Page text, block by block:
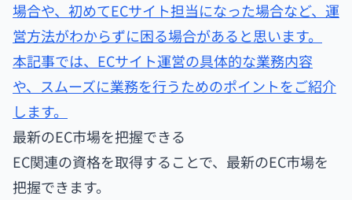
場合や、初めてECサイト担当になった場合など、運
営方法がわからずに困る場合があると思います。
本記事では、ECサイト運営の具体的な業務内容
や、スムーズに業務を行うためのポイントをご紹介
します。
最新のEC市場を把握できる
EC関連の資格を取得することで、最新のEC市場を
把握できます。